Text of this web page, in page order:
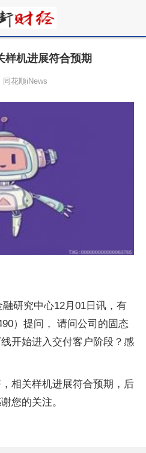
样机进展符合预期
同花顺iNews
融研究中心12月01日讯，有
）提问， 请问公司的固态
开始进入交付客户阶段？感
相关样机进展符合预期，后
您的关注。